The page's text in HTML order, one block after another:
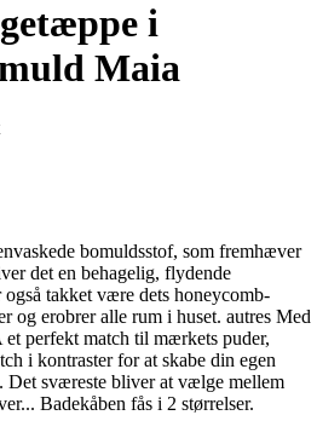
i
Maia
bomuldsstof, som fremhæver
det en behagelig, flydende
takket være dets honeycomb-
erobrer alle rum i huset. autres Med
perfekt match til mærkets puder,
i kontraster for at skabe din egen
sværeste bliver at vælge mellem
Badekåben fås i 2 størrelser.